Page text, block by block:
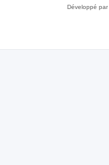
Développé par